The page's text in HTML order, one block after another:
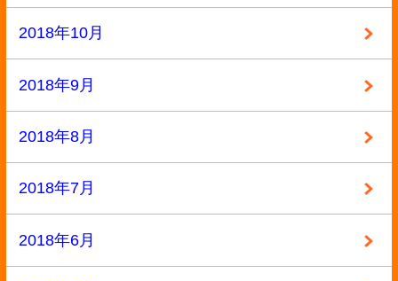
2017年5月
2017年2月
2017年1月
2016年12月
2016年11月